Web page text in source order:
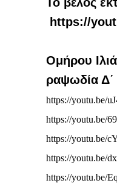
https://
Ομήρου
ραψωδία
https://youtu.be/
https://youtu.be/
https://youtu.be/
https://youtu.be/
https://youtu.be/